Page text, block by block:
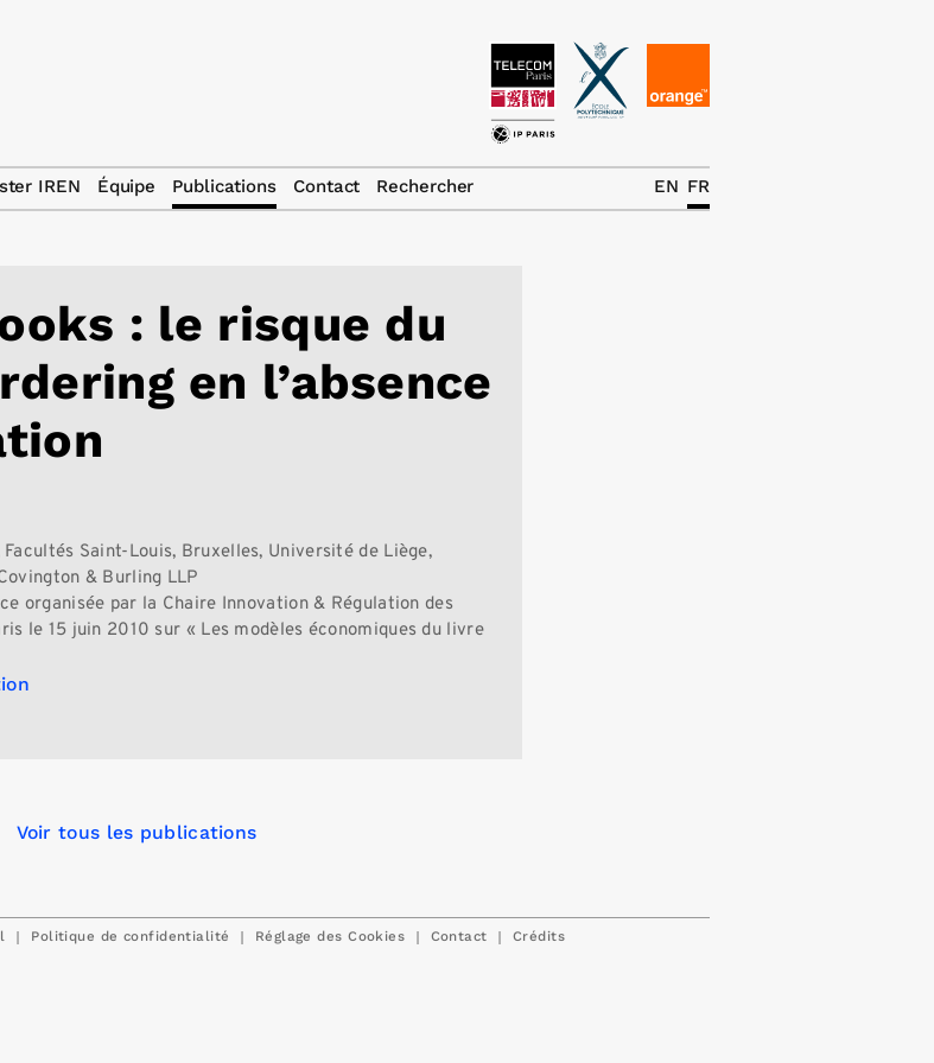
: le risque du
en l’absence
Facultés Saint-Louis, Bruxelles, Université de Liège,
& Burling LLP
organisée par la Chaire Innovation & Régulation des
le 15 juin 2010 sur « Les modèles économiques du livre
Voir tous les publications
| Politique de confidentialité | Réglage des Cookies | Contact | Crédits
IREN Équipe Publications Contact Rechercher FR
EN
News